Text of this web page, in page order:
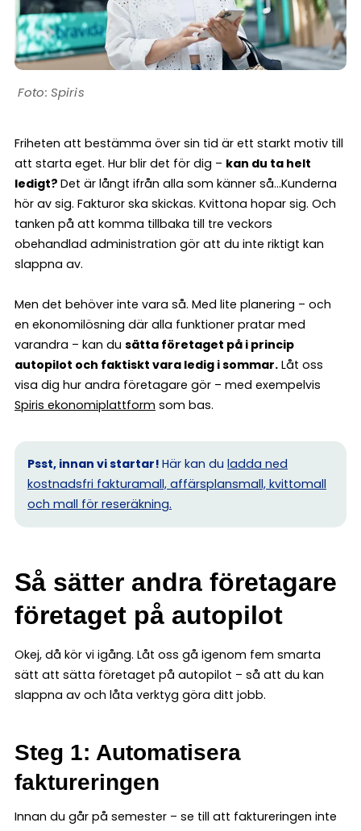
Spiris
Friheten att bestämma över sin tid är ett starkt motiv till
att starta eget. Hur blir det för dig – kan du ta helt
ledigt? Det är långt ifrån alla som känner så…Kunderna
hör av sig. Fakturor ska skickas. Kvittona hopar sig. Och
tanken på att komma tillbaka till tre veckors
obehandlad administration gör att du inte riktigt kan
slappna av.
Men det behöver inte vara så. Med lite planering – och
en ekonomilösning där alla funktioner pratar med
varandra – kan du sätta företaget på i princip
autopilot och faktiskt vara ledig i sommar. Låt oss
visa dig hur andra företagare gör – med exempelvis
Spiris ekonomiplattform som bas.
Psst, innan vi startar! Här kan du ladda ned
kostnadsfri fakturamall, affärsplansmall, kvittomall
och mall för reseräkning.
Så sätter andra företagare
företaget på autopilot
Okej, då kör vi igång. Låt oss gå igenom fem smarta
sätt att sätta företaget på autopilot – så att du kan
slappna av och låta verktyg göra ditt jobb.
Steg 1: Automatisera
faktureringen
Innan du går på semester – se till att faktureringen inte